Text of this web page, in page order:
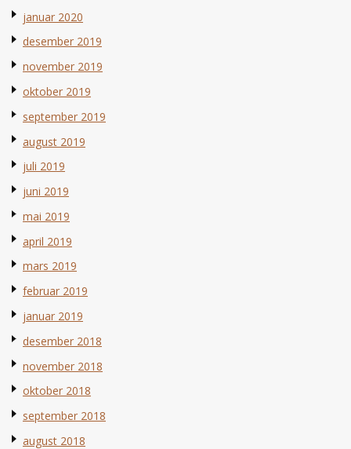
januar 2020
desember 2019
november 2019
oktober 2019
september 2019
august 2019
juli 2019
juni 2019
mai 2019
april 2019
mars 2019
februar 2019
januar 2019
desember 2018
november 2018
oktober 2018
september 2018
august 2018